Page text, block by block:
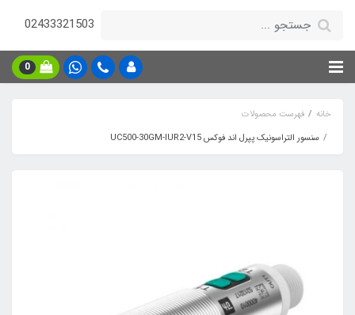
02433321503
0
خانه
فهرست محصولات
سنسور التراسونیک پپرل اند فوکس UC500-30GM-IUR2-V15